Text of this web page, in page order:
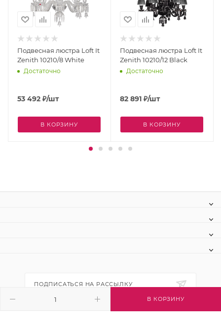
В КОРЗИНУ
Подвесная люстра Loft It
Zenith 10210/8 White
Достаточно
53 492 ₽/шт
В КОРЗИНУ
Подвесная люстра Loft It
Zenith 10210/12 Black
Достаточно
82 891 ₽/шт
В КОРЗИНУ
ПОДПИСАТЬСЯ НА РАССЫЛКУ